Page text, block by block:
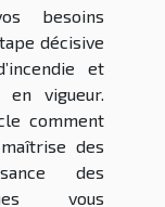
besoins
décisive
et
vigueur.
comment
des
des
vous